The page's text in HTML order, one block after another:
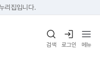
리집입니다.
검색 로그인 메뉴